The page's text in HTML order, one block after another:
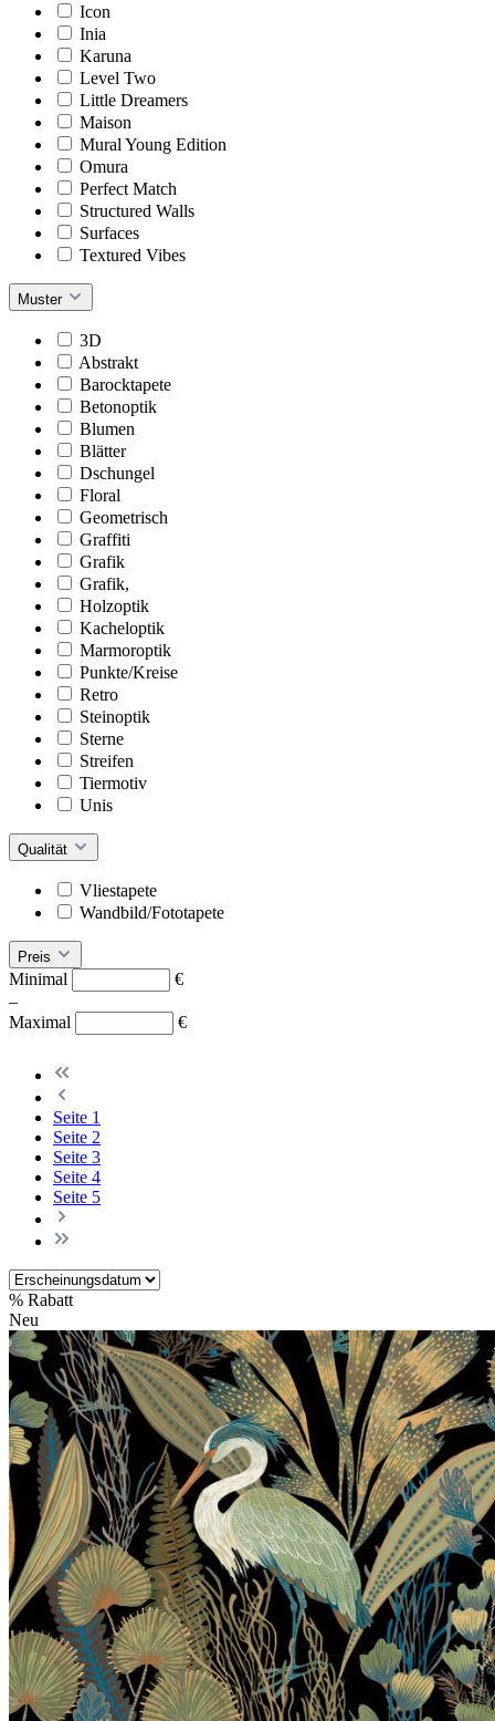
Icon
Inia
Karuna
Level Two
Little Dreamers
Maison
Mural Young Edition
Omura
Perfect Match
Structured Walls
Surfaces
Textured Vibes
Muster
3D
Abstrakt
Barocktapete
Betonoptik
Blumen
Blätter
Dschungel
Floral
Geometrisch
Graffiti
Grafik
Grafik,
Holzoptik
Kacheloptik
Marmoroptik
Punkte/Kreise
Retro
Steinoptik
Sterne
Streifen
Tiermotiv
Unis
Qualität
Vliestapete
Wandbild/Fototapete
Preis
Minimal
€
–
Maximal
€
Seite 1
Seite 2
Seite 3
Seite 4
Seite 5
% Rabatt
Neu